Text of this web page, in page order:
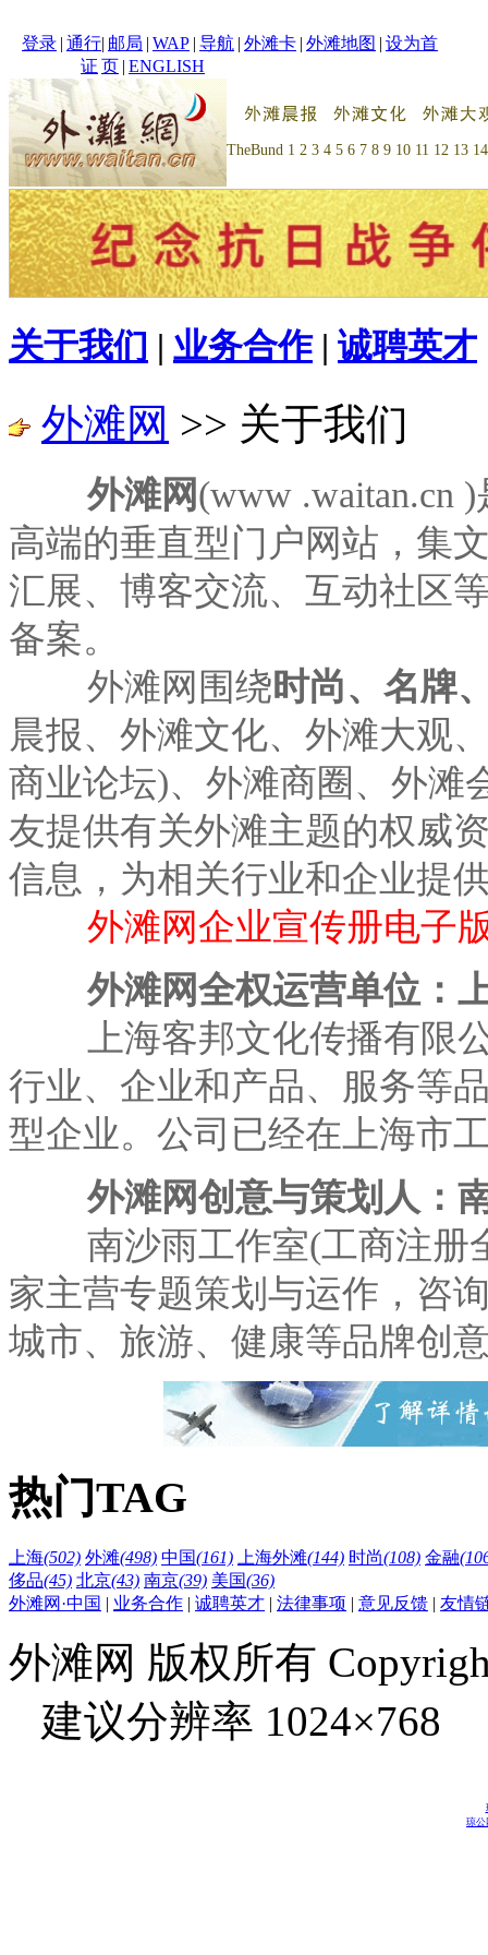
登录 | 通行
证
| 邮局 | WAP | 导航 | 外滩卡 | 外滩地图 | 设为首
页 | ENGLISH
TheBund 1 2 3 4 5 6 7 8 9 10 11 12 13 14
关于我们 | 业务合作| 诚聘英才
外滩网 >> 关于我们
外滩网(www .waitan.cn
高端的垂直型门户网站，集
汇展、博客交流、互动社区
备案。
外滩网围绕时尚、名牌
晨报、外滩文化、外滩大观
商业论坛)、外滩商圈、外滩
友提供有关外滩主题的权威
信息，为相关行业和企业提
外滩网企业宣传册电子
外滩网全权运营单位：上
上海客邦文化传播有限
行业、企业和产品、服务等
型企业。公司已经在上海市
外滩网创意与策划人：
南沙雨工作室(工商注册
家主营专题策划与运作，咨
城市、旅游、健康等品牌创
热门TAG
上海(502) 外滩(498) 中国(161) 上海外滩(144) 时尚(108) 金融
侈品(45) 北京(43) 南京(39) 美国(36)
外滩网·中国 | 业务合作 | 诚聘英才 | 法律事项 | 意见反馈 | 友情
外滩网 版权所有
建议分辨率 1024×768
琼公